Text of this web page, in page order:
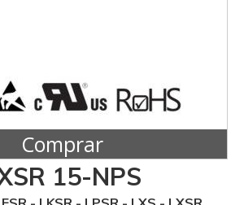
Comprar
15-NPS